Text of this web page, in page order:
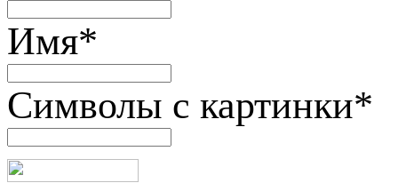
Имя*
Символы с картинки*